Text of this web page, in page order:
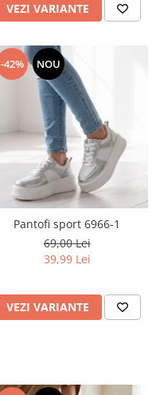
VEZI VARIANTE
-42% NOU
Pantofi sport 6966-1
69,00 Lei
39,99 Lei
VEZI VARIANTE